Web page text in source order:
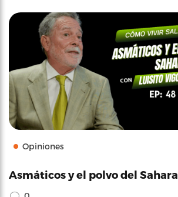
Opiniones
Asmáticos y el polvo del Sahara